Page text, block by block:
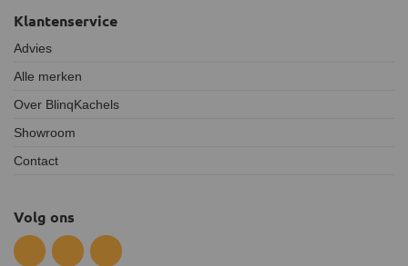
Klantenservice
Advies
Alle merken
Over BlinqKachels
Showroom
Contact
Volg ons